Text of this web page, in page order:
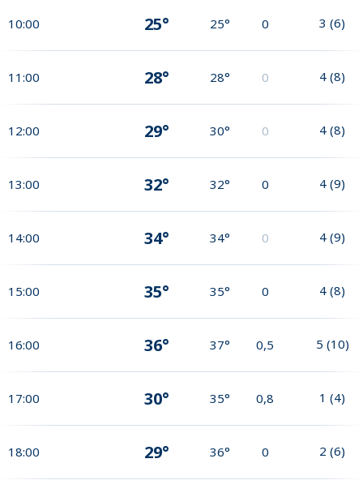
10:00 25° 25° 0 3 (6)
11:00 28° 28° 0 4 (8)
12:00 29° 30° 0 4 (8)
13:00 32° 32° 0 4 (9)
14:00 34° 34° 0 4 (9)
15:00 35° 35° 0 4 (8)
16:00 36° 37° 0,5 5 (10)
17:00 30° 35° 0,8 1 (4)
18:00 29° 36° 0 2 (6)